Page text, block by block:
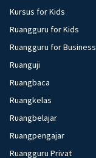
Kursus for Kids
Ruangguru for Kids
Ruangguru for Business
Ruanguji
Ruangbaca
Ruangkelas
Ruangbelajar
Ruangpengajar
Ruangguru Privat